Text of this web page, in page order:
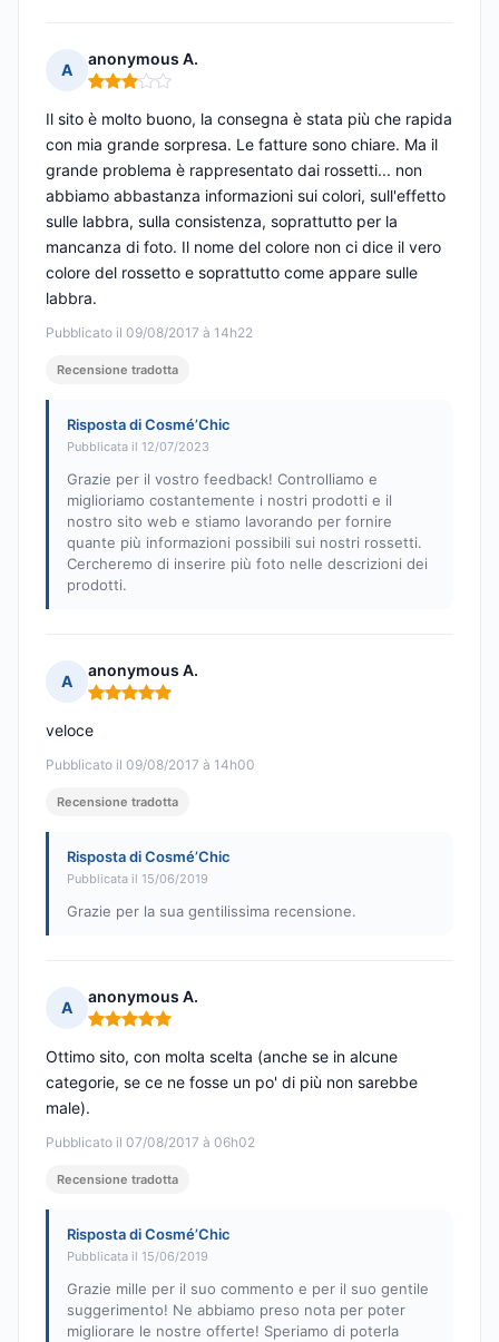
A
anonymous A.
Nota: 3 su 5
Pubblicato il 09/08/2017 à 14h22
Il sito è molto buono, la consegna è stata più che rapida
con mia grande sorpresa. Le fatture sono chiare. Ma il
grande problema è rappresentato dai rossetti... non
abbiamo abbastanza informazioni sui colori, sull'effetto
sulle labbra, sulla consistenza, soprattutto per la
mancanza di foto. Il nome del colore non ci dice il vero
colore del rossetto e soprattutto come appare sulle
labbra.
Recensione tradotta
Risposta di Cosmé’Chic
Pubblicata il 12/07/2023
Grazie per il vostro feedback! Controlliamo e
miglioriamo costantemente i nostri prodotti e il
nostro sito web e stiamo lavorando per fornire
quante più informazioni possibili sui nostri rossetti.
Cercheremo di inserire più foto nelle descrizioni dei
prodotti.
A
anonymous A.
Nota: 5 su 5
Pubblicato il 09/08/2017 à 14h00
veloce
Recensione tradotta
Risposta di Cosmé’Chic
Pubblicata il 15/06/2019
Grazie per la sua gentilissima recensione.
A
anonymous A.
Nota: 5 su 5
Pubblicato il 07/08/2017 à 06h02
Ottimo sito, con molta scelta (anche se in alcune
categorie, se ce ne fosse un po' di più non sarebbe
male).
Recensione tradotta
Risposta di Cosmé’Chic
Pubblicata il 15/06/2019
Grazie mille per il suo commento e per il suo gentile
suggerimento! Ne abbiamo preso nota per poter
migliorare le nostre offerte! Speriamo di poterla